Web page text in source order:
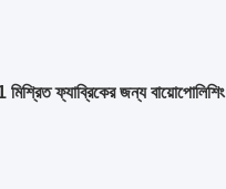
ফ্যাব্রিকের জন্য বায়োপোলিশিং